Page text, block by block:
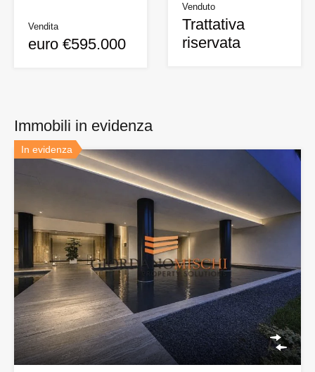
Vendita
euro €595.000
Venduto
Trattativa
riservata
Immobili in evidenza
In evidenza